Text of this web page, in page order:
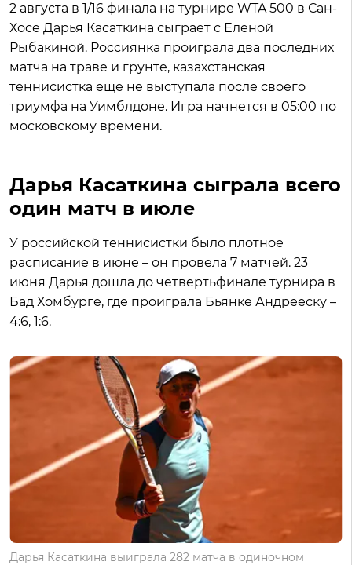
2 августа в 1/16 финала на турнире WTA 500 в Сан-
Хосе Дарья Касаткина сыграет с Еленой
Рыбакиной. Россиянка проиграла два последних
матча на траве и грунте, казахстанская
теннисистка еще не выступала после своего
триумфа на Уимблдоне. Игра начнется в 05:00 по
московскому времени.
Дарья Касаткина сыграла всего
один матч в июле
У российской теннисистки было плотное
расписание в июне – он провела 7 матчей. 23
июня Дарья дошла до четвертьфинале турнира в
Бад Хомбурге, где проиграла Бьянке Андрееску –
4:6, 1:6.
Дарья Касаткина выиграла 282 матча в одиночном